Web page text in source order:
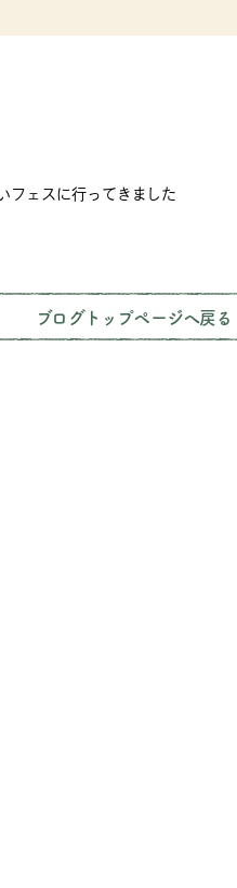
フェスに行ってきました
ブログトップページへ戻る